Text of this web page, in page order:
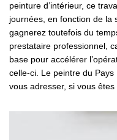
peinture d’intérieur, ce
journées, en fonction de la
gagnerez toutefois du
prestataire professionnel,
base pour accélérer
celle-ci. Le peintre du
vous adresser, si vous êtes